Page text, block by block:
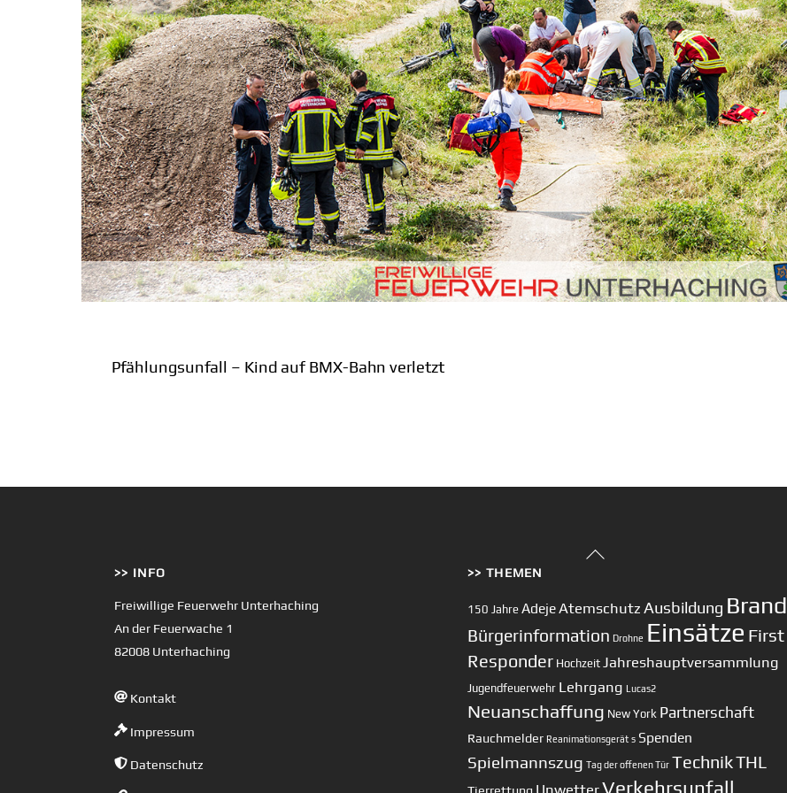
Pfählungsunfall – Kind auf BMX-Bahn verletzt
Back
>> INFO
Freiwillige Feuerwehr Unterhaching
An der Feuerwache 1
82008 Unterhaching
Kontakt
Impressum
Datenschutz
>> THEMEN
150 Jahre AdejeAtemschutz Ausbildung Brand
Bürgerinformation Drohne Einsätze First
Responder Hochzeit Jahreshauptversammlung
Jugendfeuerwehr Lehrgang Lucas2
Neuanschaffung New York Partnerschaft
Rauchmelder Reanimationsgerät s Spenden
Spielmannszug Tag der offenen Tür TechnikTHL
Tierrettung UnwetterVerkehrsunfall